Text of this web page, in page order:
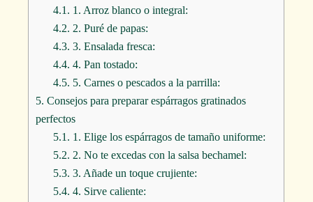
4.1. 1. Arroz blanco o integral:
4.2. 2. Puré de papas:
4.3. 3. Ensalada fresca:
4.4. 4. Pan tostado:
4.5. 5. Carnes o pescados a la parrilla:
5. Consejos para preparar espárragos gratinados
perfectos
5.1. 1. Elige los espárragos de tamaño uniforme:
5.2. 2. No te excedas con la salsa bechamel:
5.3. 3. Añade un toque crujiente:
5.4. 4. Sirve caliente: